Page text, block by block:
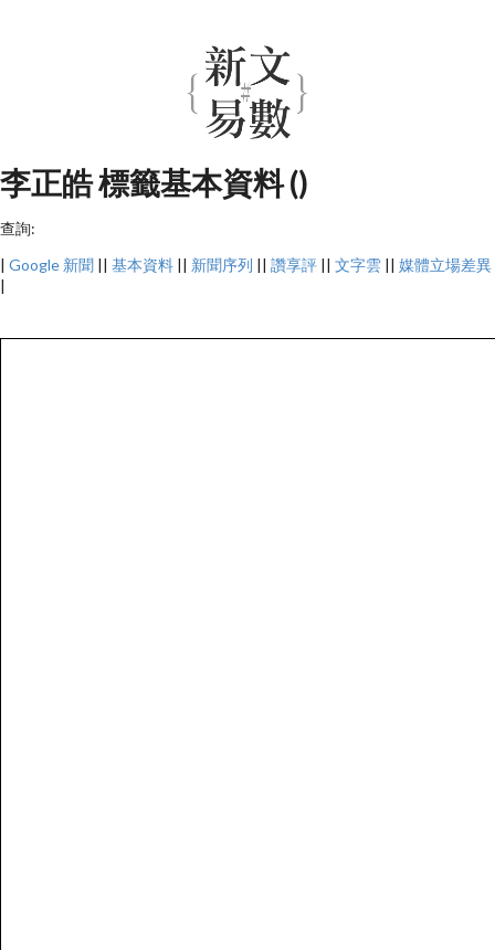
李正皓 標籤基本資料 ()
查詢:
| Google 新聞 || 基本資料 || 新聞序列 || 讚享評 || 文字雲 || 媒體立場差異
|